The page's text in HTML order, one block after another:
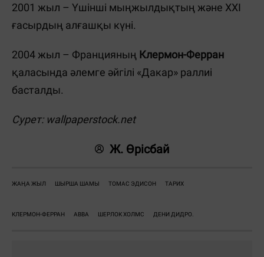
2001 жыл – Үшінші мыңжылдықтың және ХХІ
ғасырдың алғашқы күні.
2004 жыл – Францияның Клермон-Ферран
қаласында әлемге әйгілі «Дакар» раллиі
басталды.
Сурет: wallpaperstock.net
Ж. Өрісбай
ЖАҢА ЖЫЛ ШЫРША ШАМЫ ТОМАС ЭДИСОН ТАРИХ
КЛЕРМОН-ФЕРРАН ABBA ШЕРЛОК ХОЛМС ДЕНИ ДИДРО.